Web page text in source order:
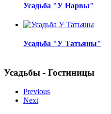
Усадьба "У Нарвы"
Усадьба "У Татьяны"
Усадьбы - Гостиницы
Previous
Next